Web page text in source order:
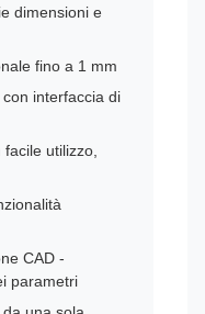
dimensioni e
fino a 1 mm
interfaccia di
utilizzo,
CAD -
parametri